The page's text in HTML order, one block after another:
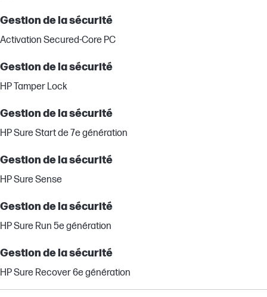
Gestion de la sécurité
Activation Secured-Core PC
Gestion de la sécurité
HP Tamper Lock
Gestion de la sécurité
HP Sure Start de 7e génération
Gestion de la sécurité
HP Sure Sense
Gestion de la sécurité
HP Sure Run 5e génération
Gestion de la sécurité
HP Sure Recover 6e génération